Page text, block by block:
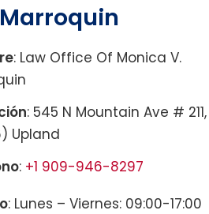
: Law Office Of Monica V.
: 545 N Mountain Ave # 211,
Upland
: +1 909-946-8297
: Lunes – Viernes: 09:00-17:00